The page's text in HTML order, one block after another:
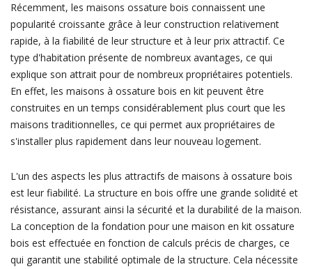
Récemment, les maisons ossature bois connaissent une
popularité croissante grâce à leur construction relativement
rapide, à la fiabilité de leur structure et à leur prix attractif. Ce
type d'habitation présente de nombreux avantages, ce qui
explique son attrait pour de nombreux propriétaires potentiels.
En effet, les maisons à ossature bois en kit peuvent être
construites en un temps considérablement plus court que les
maisons traditionnelles, ce qui permet aux propriétaires de
s'installer plus rapidement dans leur nouveau logement.
L'un des aspects les plus attractifs de maisons à ossature bois
est leur fiabilité. La structure en bois offre une grande solidité et
résistance, assurant ainsi la sécurité et la durabilité de la maison.
La conception de la fondation pour une maison en kit ossature
bois est effectuée en fonction de calculs précis de charges, ce
qui garantit une stabilité optimale de la structure. Cela nécessite